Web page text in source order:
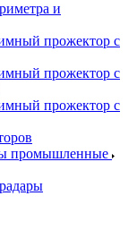
и
прожектор с
прожектор с
прожектор с
промышленные